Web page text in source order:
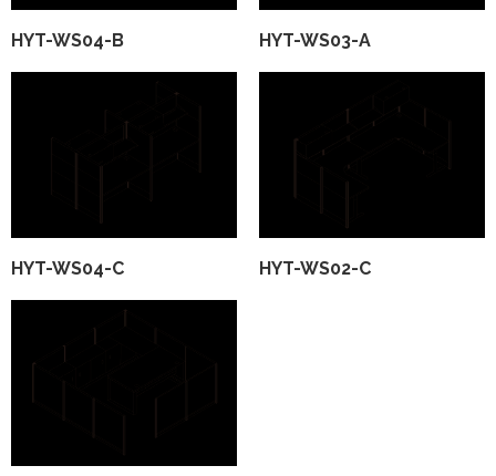
HYT-WS04-B HYT-WS03-A
HYT-WS04-C HYT-WS02-C